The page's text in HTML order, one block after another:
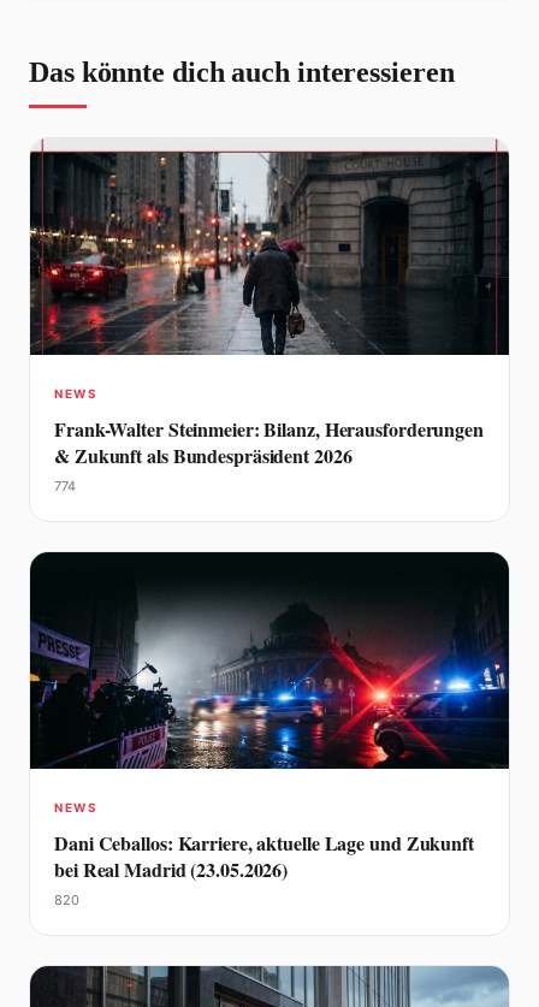
Das könnte dich auch interessieren
NEWS
Frank-Walter Steinmeier: Bilanz, Herausforderungen
& Zukunft als Bundespräsident 2026
774
NEWS
Dani Ceballos: Karriere, aktuelle Lage und Zukunft
bei Real Madrid (23.05.2026)
820